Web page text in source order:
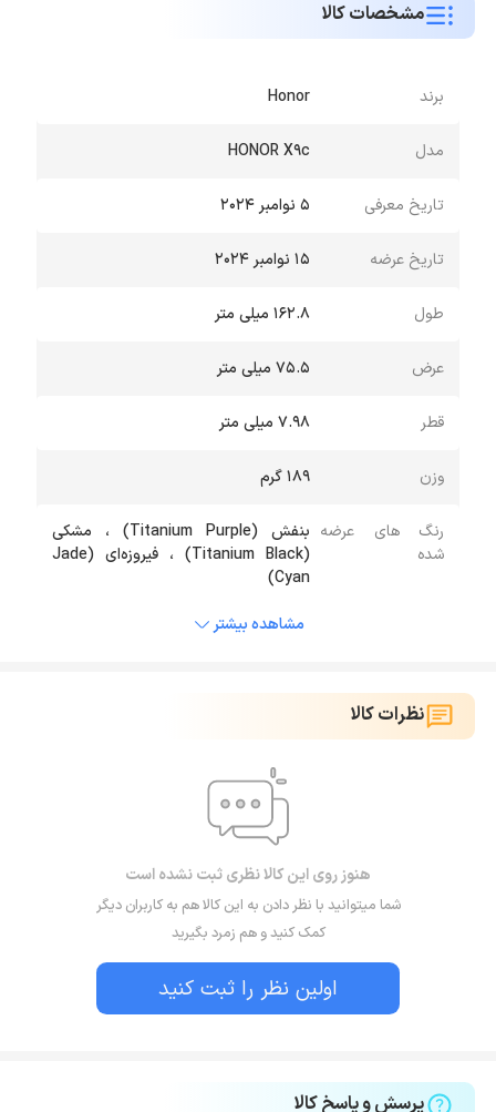
مشخصات کالا
برند Honor
مدل HONOR X9c
تاریخ معرفی 5 نوامبر 2024
تاریخ عرضه 15 نوامبر 2024
طول 162.8 میلی متر
عرض 75.5 میلی متر
قطر 7.98 میلی متر
وزن 189 گرم
رنگ های عرضه
شده
بنفش (Titanium Purple) ، مشکی
(Titanium Black) ، فیروزه‌ای (Jade
Cyan)
مشاهده بیشتر
نظرات کالا
هنوز روی این کالا نظری ثبت نشده است
شما میتوانید با نظر دادن به این کالا هم به کاربران دیگر
کمک کنید و هم زمرد بگیرید
اولین نظر را ثبت کنید
پرسش و پاسخ کالا